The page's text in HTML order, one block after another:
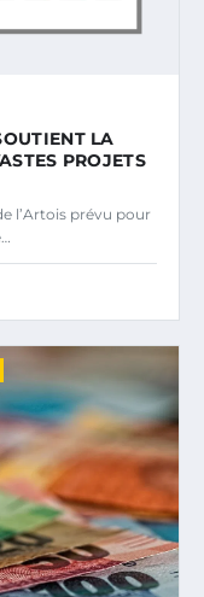
LA
PROJETS
l’Artois prévu pour